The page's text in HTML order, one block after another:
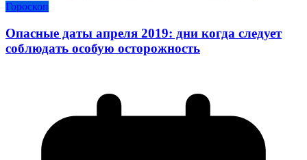
Гороскоп
Опасные даты апреля 2019: дни когда следует
соблюдать особую осторожность